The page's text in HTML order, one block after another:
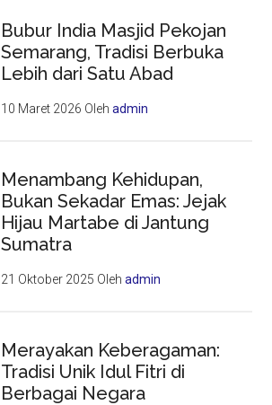
Bubur India Masjid Pekojan
Semarang, Tradisi Berbuka
Lebih dari Satu Abad
10 Maret 2026 Olehadmin
Menambang Kehidupan,
Bukan Sekadar Emas: Jejak
Hijau Martabe di Jantung
Sumatra
21 Oktober 2025 Olehadmin
Merayakan Keberagaman:
Tradisi Unik Idul Fitri di
Berbagai Negara